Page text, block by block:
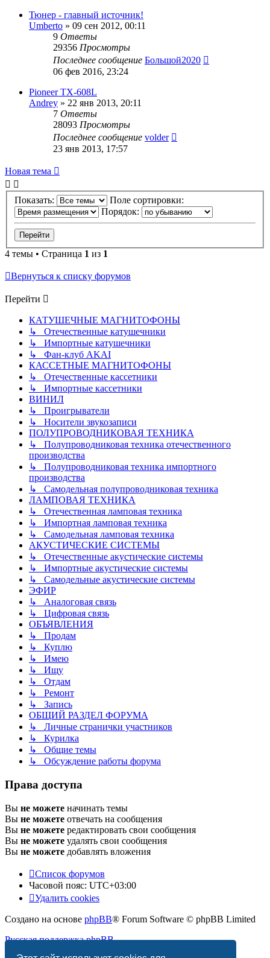
Тюнер - главный источник!
Umberto » 09 сен 2012, 00:11
9 Ответы
29356 Просмотры
Последнее сообщение Большой2020
06 фев 2016, 23:24
Pioneer TX-608L
Andrey » 22 янв 2013, 20:11
7 Ответы
28093 Просмотры
Последнее сообщение volder
23 янв 2013, 17:57
Новая тема
Показать:
Поле сортировки:
Порядок:
4 темы • Страница 1 из 1
Вернуться к списку форумов
Перейти
КАТУШЕЧНЫЕ МАГНИТОФОНЫ
↳ Отечественные катушечники
↳ Импортные катушечники
↳ Фан-клуб AKAI
КАССЕТНЫЕ МАГНИТОФОНЫ
↳ Отечественные кассетники
↳ Импортные кассетники
ВИНИЛ
↳ Проигрыватели
↳ Носители звукозаписи
ПОЛУПРОВОДНИКОВАЯ ТЕХНИКА
↳ Полупроводниковая техника отечественного
производства
↳ Полупроводниковая техника импортного
производства
↳ Самодельная полупроводниковая техника
ЛАМПОВАЯ ТЕХНИКА
↳ Отечественная ламповая техника
↳ Импортная ламповая техника
↳ Самодельная ламповая техника
АКУСТИЧЕСКИЕ СИСТЕМЫ
↳ Отечественные акустические системы
↳ Импортные акустические системы
↳ Самодельные акустические системы
ЭФИР
↳ Аналоговая связь
↳ Цифровая связь
ОБЪЯВЛЕНИЯ
↳ Продам
↳ Куплю
↳ Имею
↳ Ищу
↳ Отдам
↳ Ремонт
↳ Запись
ОБЩИЙ РАЗДЕЛ ФОРУМА
↳ Личные странички участников
↳ Курилка
↳ Общие темы
↳ Обсуждение работы форума
Права доступа
Вы не можете начинать темы
Вы не можете отвечать на сообщения
Вы не можете редактировать свои сообщения
Вы не можете удалять свои сообщения
Вы не можете добавлять вложения
Список форумов
Часовой пояс: UTC+03:00
Удалить cookies
Создано на основе phpBB® Forum Software © phpBB Limited
Русская поддержка phpBB